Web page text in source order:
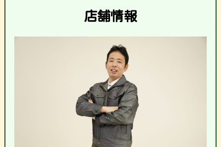
店舗情報